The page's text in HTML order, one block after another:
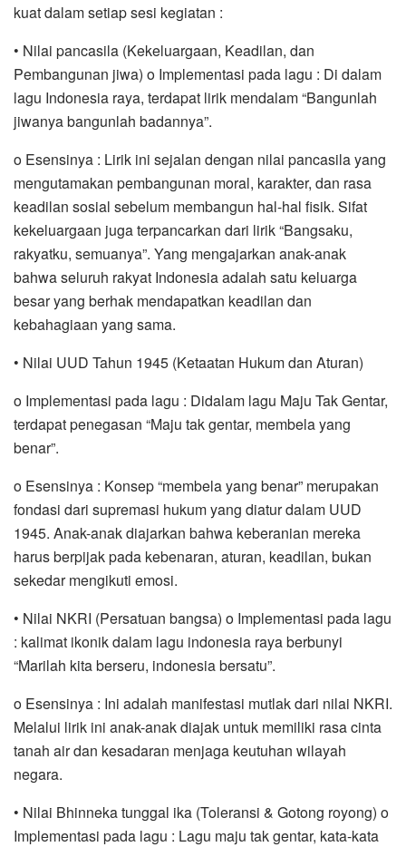
kuat dalam setiap sesi kegiatan :
• Nilai pancasila (Kekeluargaan, Keadilan, dan
Pembangunan jiwa) o Implementasi pada lagu : Di dalam
lagu Indonesia raya, terdapat lirik mendalam “Bangunlah
jiwanya bangunlah badannya”.
o Esensinya : Lirik ini sejalan dengan nilai pancasila yang
mengutamakan pembangunan moral, karakter, dan rasa
keadilan sosial sebelum membangun hal-hal fisik. Sifat
kekeluargaan juga terpancarkan dari lirik “Bangsaku,
rakyatku, semuanya”. Yang mengajarkan anak-anak
bahwa seluruh rakyat Indonesia adalah satu keluarga
besar yang berhak mendapatkan keadilan dan
kebahagiaan yang sama.
• Nilai UUD Tahun 1945 (Ketaatan Hukum dan Aturan)
o Implementasi pada lagu : Didalam lagu Maju Tak Gentar,
terdapat penegasan “Maju tak gentar, membela yang
benar”.
o Esensinya : Konsep “membela yang benar” merupakan
fondasi dari supremasi hukum yang diatur dalam UUD
1945. Anak-anak diajarkan bahwa keberanian mereka
harus berpijak pada kebenaran, aturan, keadilan, bukan
sekedar mengikuti emosi.
• Nilai NKRI (Persatuan bangsa) o Implementasi pada lagu
: kalimat ikonik dalam lagu indonesia raya berbunyi
“Marilah kita berseru, indonesia bersatu”.
o Esensinya : Ini adalah manifestasi mutlak dari nilai NKRI.
Melalui lirik ini anak-anak diajak untuk memiliki rasa cinta
tanah air dan kesadaran menjaga keutuhan wilayah
negara.
• Nilai Bhinneka tunggal ika (Toleransi & Gotong royong) o
Implementasi pada lagu : Lagu maju tak gentar, kata-kata